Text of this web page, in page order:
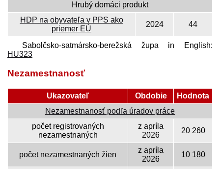
Hrubý domáci produkt
HDP na obyvateľa v PPS ako
priemer EÚ
2024 44
Sabolčsko-satmársko-berežská župa in English:
HU323
Nezamestnanosť
Ukazovateľ Obdobie
Hodnota
Nezamestnanosť podľa úradov práce
počet registrovaných
nezamestnaných
z apríla
2026
20 260
počet nezamestnaných žien
z apríla
2026
10 180